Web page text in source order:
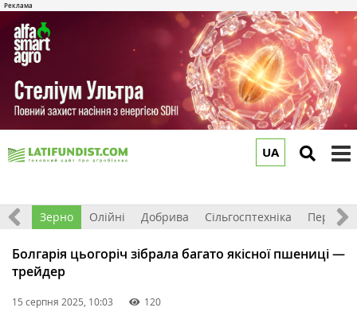
UA
Світ Зерно Олійні Добрива Сільгосптехніка
Болгарія цьогоріч зібрала багато якісної пшениці —
трейдер
15 серпня 2025, 10:03 120